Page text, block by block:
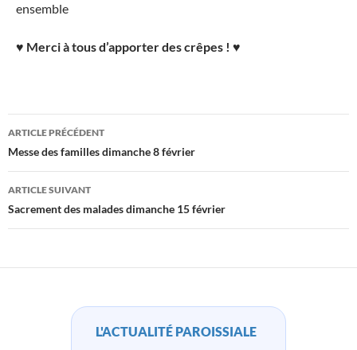
ensemble
♥ Merci à tous d’apporter des crêpes ! ♥
Navigation
des
articles
ARTICLE PRÉCÉDENT
Messe des familles dimanche 8 février
ARTICLE SUIVANT
Sacrement des malades dimanche 15 février
L'ACTUALITÉ PAROISSIALE